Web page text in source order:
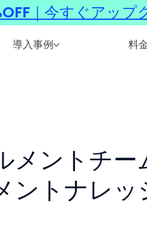
導入事例 料
メントチー
ントナレッ
｜今すぐアップ